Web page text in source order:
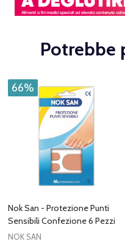
Potrebbe
66%
Nok San - Protezione Punti
Sensibili Confezione 6 Pezzi
NOK SAN